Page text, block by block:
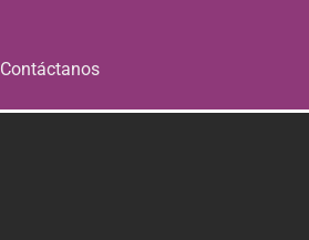
Contáctanos